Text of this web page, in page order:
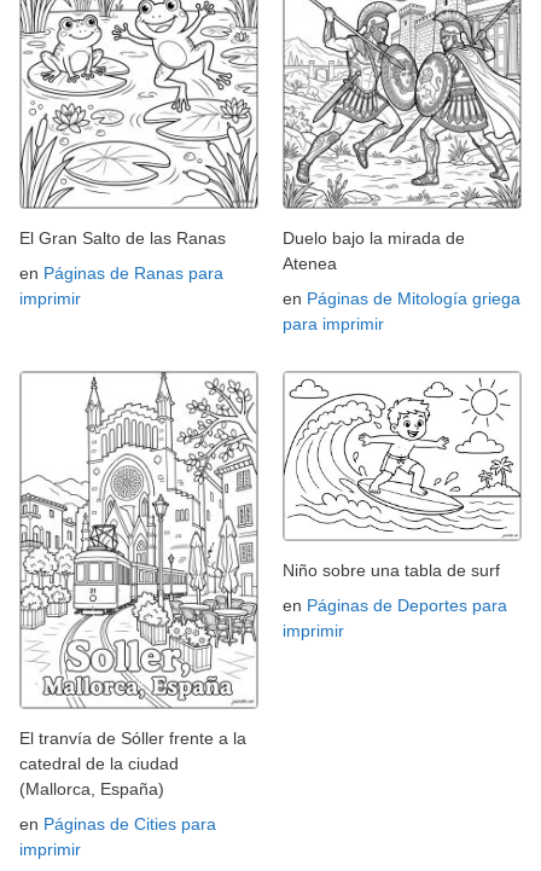
El Gran Salto de las Ranas
en Páginas de Ranas para
imprimir
Duelo bajo la mirada de
Atenea
en Páginas de Mitología griega
para imprimir
El tranvía de Sóller frente a la
catedral de la ciudad
(Mallorca, España)
en Páginas de Cities para
imprimir
Niño sobre una tabla de surf
en Páginas de Deportes para
imprimir